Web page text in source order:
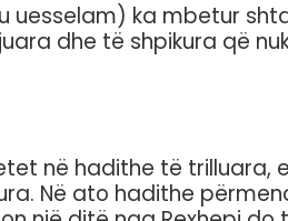
ka mbetur
dhe të shpikura që
në hadithe të trilluara,
Në ato hadithe